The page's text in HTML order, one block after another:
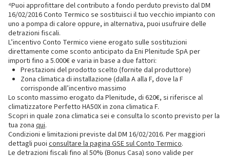
⁴Puoi approfittare del contributo a fondo perduto previsto dal DM
16/02/2016 Conto Termico se sostituisci il tuo vecchio impianto con
uno a pompa di calore oppure, in alternativa, puoi usufruire delle
detrazioni fiscali.
L’incentivo Conto Termico viene erogato sulle sostituzioni
direttamente come sconto anticipato da Eni Plenitude SpA per
importi fino a 5.000€ e varia in base a due fattori:
Prestazioni del prodotto scelto (fornite dal produttore)
Zona climatica di installazione (dalla A alla F, dove la F
corrisponde all’incentivo massimo
Lo sconto massimo erogato da Plenitude, di 620€, si riferisce al
climatizzatore Perfetto HA50X in zona climatica F.
Scopri in quale zona climatica sei e consulta lo sconto previsto per la
tua zona qui.
Condizioni e limitazioni previste dal DM 16/02/2016. Per maggiori
dettagli puoi consultare la pagina GSE sul Conto Termico.
Le detrazioni fiscali fino al 50% (Bonus Casa) sono valide per